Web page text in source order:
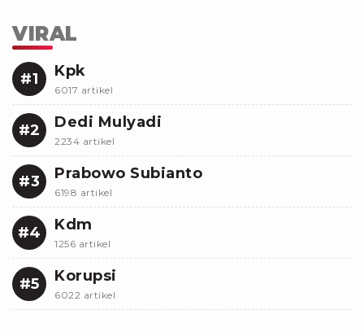
VIRAL
#1 Kpk
6017 artikel
#2 Dedi Mulyadi
2234 artikel
#3 Prabowo Subianto
6198 artikel
#4 Kdm
1256 artikel
#5 Korupsi
6022 artikel